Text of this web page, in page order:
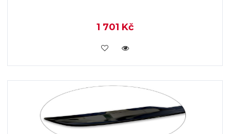
1 701 Kč
VLOŽIT DO KOŠÍKU